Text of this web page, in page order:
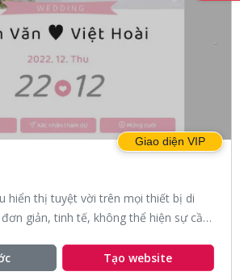
Giao diện VIP
hiển thị tuyệt vời trên mọi thiết bị di
giản, tinh tế, không thể hiện sự cầu
Tạo website